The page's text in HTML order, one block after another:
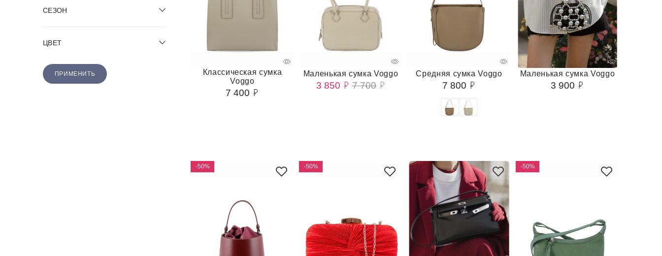
СЕЗОН
ЦВЕТ
ПРИМЕНИТЬ
Классическая сумка
Voggo
7 400
Маленькая сумка Voggo
3 850 7 700
Средняя сумка Voggo
7 800
Маленькая сумка Voggo
3 900
-50% -50% -50%